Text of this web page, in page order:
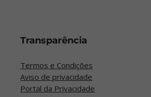
Transparência
Termos e Condições
Aviso de privacidade
Portal da Privacidade